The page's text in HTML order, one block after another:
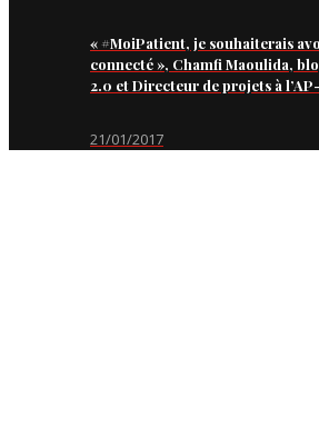
« #MoiPatient, je souhaiterais
connecté », Chamfi Maoulida,
2.0 et Directeur de projets à
21/01/2017